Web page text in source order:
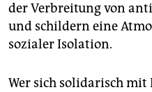
der Verbreitung von
und schildern eine
sozialer Isolation.
Wer sich solidarisch mit